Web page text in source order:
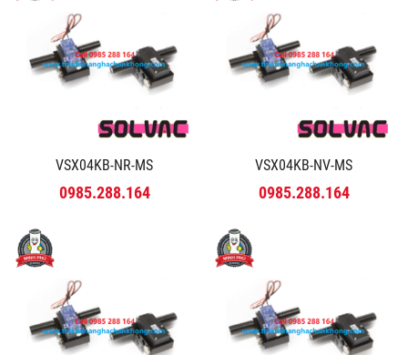
VSX04KB-NR-MS
0985.288.164
VSX04KB-NV-MS
0985.288.164